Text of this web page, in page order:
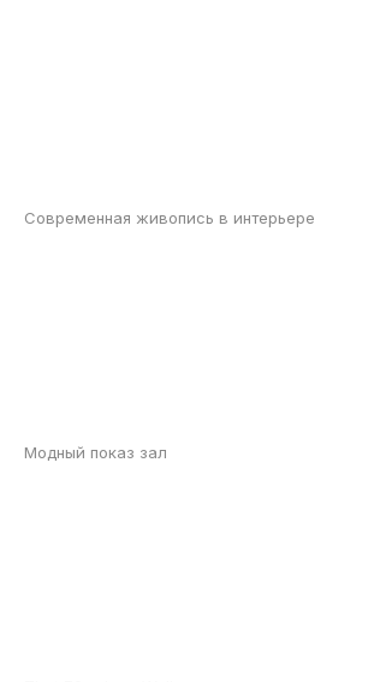
Современная живопись в интерьере
Модный показ зал